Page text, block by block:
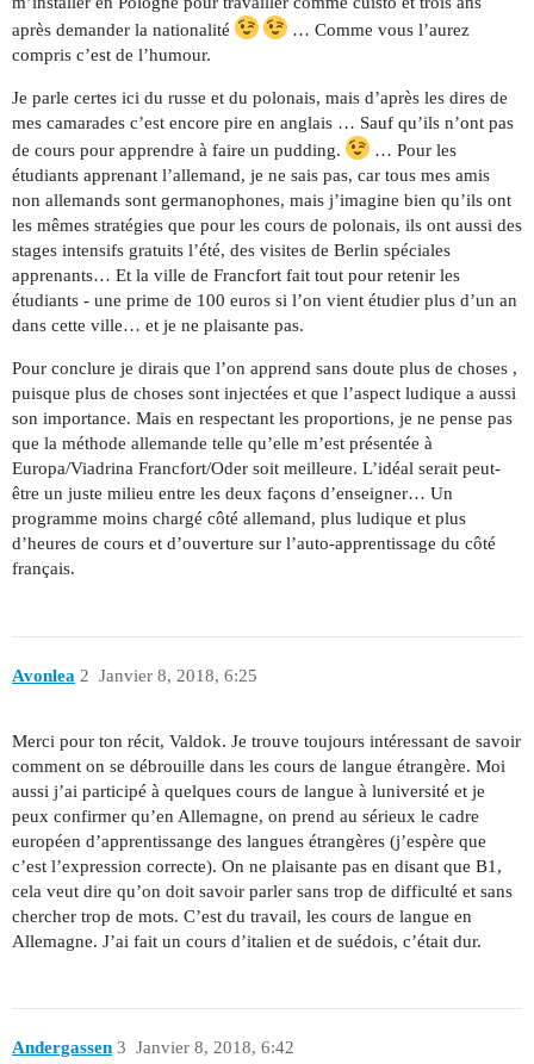
après demander la nationalité
… Comme vous l’aurez
compris c’est de l’humour.
Je parle certes ici du russe et du polonais, mais d’après les dires de
mes camarades c’est encore pire en anglais … Sauf qu’ils n’ont pas
de cours pour apprendre à faire un pudding.
… Pour les
étudiants apprenant l’allemand, je ne sais pas, car tous mes amis
non allemands sont germanophones, mais j’imagine bien qu’ils ont
les mêmes stratégies que pour les cours de polonais, ils ont aussi des
stages intensifs gratuits l’été, des visites de Berlin spéciales
apprenants… Et la ville de Francfort fait tout pour retenir les
étudiants - une prime de 100 euros si l’on vient étudier plus d’un an
dans cette ville… et je ne plaisante pas.
Pour conclure je dirais que l’on apprend sans doute plus de choses ,
puisque plus de choses sont injectées et que l’aspect ludique a aussi
son importance. Mais en respectant les proportions, je ne pense pas
que la méthode allemande telle qu’elle m’est présentée à
Europa/Viadrina Francfort/Oder soit meilleure. L’idéal serait peut-
être un juste milieu entre les deux façons d’enseigner… Un
programme moins chargé côté allemand, plus ludique et plus
d’heures de cours et d’ouverture sur l’auto-apprentissage du côté
français.
Avonlea Janvier 8, 2018, 6:25
2
Merci pour ton récit, Valdok. Je trouve toujours intéressant de savoir
comment on se débrouille dans les cours de langue étrangère. Moi
aussi j’ai participé à quelques cours de langue à luniversité et je
peux confirmer qu’en Allemagne, on prend au sérieux le cadre
européen d’apprentissange des langues étrangères (j’espère que
c’est l’expression correcte). On ne plaisante pas en disant que B1,
cela veut dire qu’on doit savoir parler sans trop de difficulté et sans
chercher trop de mots. C’est du travail, les cours de langue en
Allemagne. J’ai fait un cours d’italien et de suédois, c’était dur.
Andergassen Janvier 8, 2018, 6:42
3